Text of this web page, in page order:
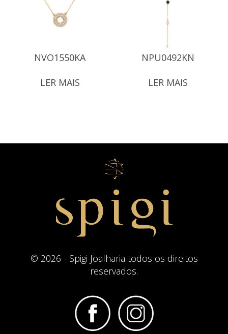
NVO1550KA
LER MAIS
NPU0492KN
LER MAIS
© 2026 - Spigi Joalharia todos os direitos
reservados.